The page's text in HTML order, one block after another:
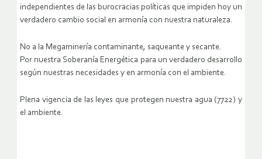
independientes de las burocracias políticas que impiden hoy un
verdadero cambio social en armonía con nuestra naturaleza.
No a la Megaminería contaminante, saqueante y secante.
Por nuestra Soberanía Energética para un verdadero desarrollo
según nuestras necesidades y en armonía con el ambiente.
Plena vigencia de las leyes que protegen nuestra agua (7722) y
el ambiente.